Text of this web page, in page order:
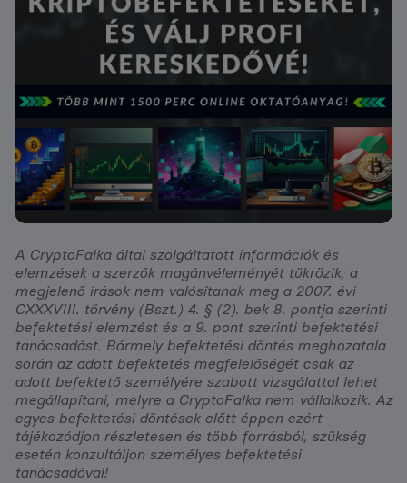
A CryptoFalka által szolgáltatott információk és
elemzések a szerzők magánvéleményét tükrözik, a
megjelenő írások nem valósítanak meg a 2007. évi
CXXXVIII. törvény (Bszt.) 4. § (2). bek 8. pontja szerinti
befektetési elemzést és a 9. pont szerinti befektetési
tanácsadást. Bármely befektetési döntés meghozatala
során az adott befektetés megfelelőségét csak az
adott befektető személyére szabott vizsgálattal lehet
megállapítani, melyre a CryptoFalka nem vállalkozik. Az
egyes befektetési döntések előtt éppen ezért
tájékozódjon részletesen és több forrásból, szükség
esetén konzultáljon személyes befektetési
tanácsadóval!